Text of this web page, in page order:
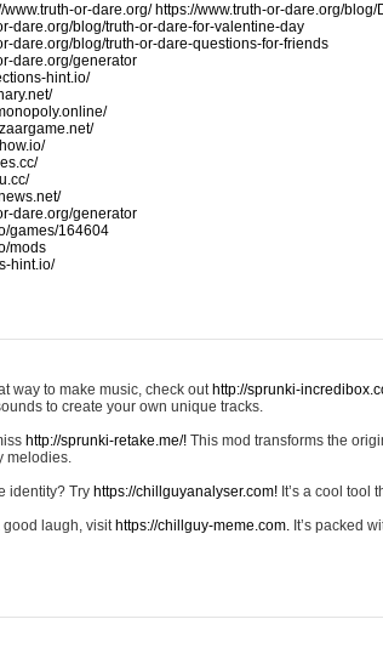
www.truth-or-dare.org/ https://www.truth-or-dare.org/blog/
dare.org/blog/truth-or-dare-for-valentine-day
dare.org/blog/truth-or-dare-questions-for-friends
dare.org/generator
hint.io/
dare.org/generator
games/164604
mods
hint.io/
way to make music, check out http://sprunki-
to create your own unique tracks.
http://sprunki-retake.me/! This mod transforms the
melodies.
identity? Try https://chillguyanalyser.com! It’s a cool tool
good laugh, visit https://chillguy-meme.com. It’s packed